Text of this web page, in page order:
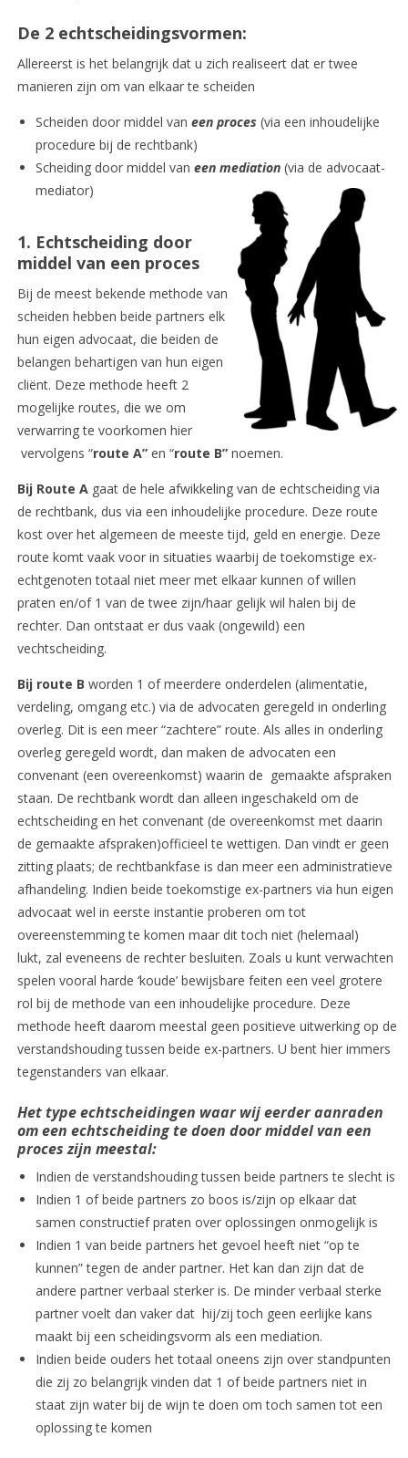
De 2 echtscheidingsvormen:
Allereerst is het belangrijk dat u zich realiseert dat er twee
manieren zijn om van elkaar te scheiden
Scheiden door middel van een proces (via een inhoudelijke
procedure bij de rechtbank)
Scheiding door middel van een mediation (via de advocaat-
mediator)
1. Echtscheiding door
middel van een proces
Bij de meest bekende methode van
scheiden hebben beide partners elk
hun eigen advocaat, die beiden de
belangen behartigen van hun eigen
cliënt. Deze methode heeft 2
mogelijke routes, die we om
verwarring te voorkomen hier
vervolgens “route A”en “route B”noemen.
Bij Route Agaat de hele afwikkeling van de echtscheiding via
de rechtbank, dus via een inhoudelijke procedure. Deze route
kost over het algemeen de meeste tijd, geld en energie. Deze
route komt vaak voor in situaties waarbij de toekomstige ex-
echtgenoten totaal niet meer met elkaar kunnen of willen
praten en/of 1 van de twee zijn/haar gelijk wil halen bij de
rechter. Dan ontstaat er dus vaak (ongewild) een
vechtscheiding.
Bij route B worden 1 of meerdere onderdelen (alimentatie,
verdeling, omgang etc.) via de advocaten geregeld in onderling
overleg. Dit is een meer “zachtere” route. Als alles in onderling
overleg geregeld wordt, dan maken de advocaten een
convenant (een overeenkomst) waarin de gemaakte afspraken
staan. De rechtbank wordt dan alleen ingeschakeld om de
echtscheiding en het convenant (de overeenkomst met daarin
de gemaakte afspraken)officieel te wettigen. Dan vindt er geen
zitting plaats; de rechtbankfase is dan meer een administratieve
afhandeling. Indien beide toekomstige ex-partners via hun eigen
advocaat wel in eerste instantie proberen om tot
overeenstemming te komen maar dit toch niet (helemaal)
lukt, zal eveneens de rechter besluiten. Zoals u kunt verwachten
spelen vooral harde ‘koude’ bewijsbare feiten een veel grotere
rol bij de methode van een inhoudelijke procedure. Deze
methode heeft daarom meestal geen positieve uitwerking op de
verstandshouding tussen beide ex-partners. U bent hier immers
tegenstanders van elkaar.
Het type echtscheidingen waar wij eerder aanraden
om een echtscheiding te doen door middel van een
proces zijn meestal:
Indien de verstandshouding tussen beide partners te slecht is
Indien 1 of beide partners zo boos is/zijn op elkaar dat
samen constructief praten over oplossingen onmogelijk is
Indien 1 van beide partners het gevoel heeft niet “op te
kunnen” tegen de ander partner. Het kan dan zijn dat de
andere partner verbaal sterker is. De minder verbaal sterke
partner voelt dan vaker dat hij/zij toch geen eerlijke kans
maakt bij een scheidingsvorm als een mediation.
Indien beide ouders het totaal oneens zijn over standpunten
die zij zo belangrijk vinden dat 1 of beide partners niet in
staat zijn water bij de wijn te doen om toch samen tot een
oplossing te komen